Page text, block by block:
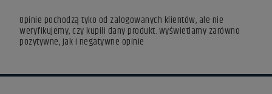
Opinie pochodzą tyko od zalogowanych klientów, ale nie
weryfikujemy, czy kupili dany produkt. Wyświetlamy zarówno
pozytywne, jak i negatywne opinie